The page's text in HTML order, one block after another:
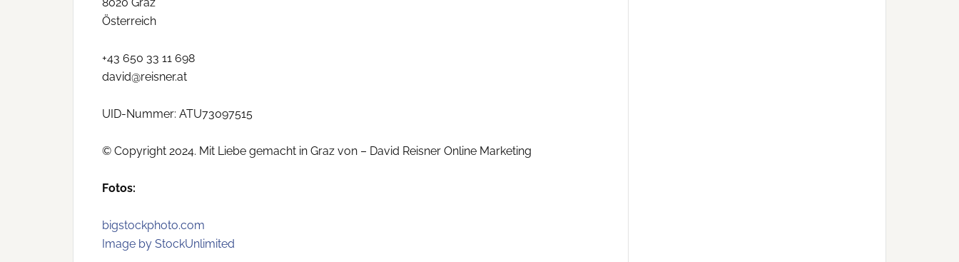
Österreich
+43 650 33 11 698
david@reisner.at
UID-Nummer: ATU73097515
© Copyright 2024. Mit Liebe gemacht in Graz von – David Reisner Online Marketing
Fotos:
bigstockphoto.com
Image by StockUnlimited